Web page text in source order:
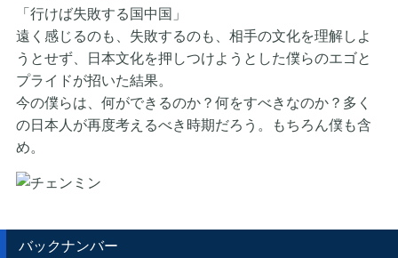
「行けば失敗する国中国」
遠く感じるのも、失敗するのも、相手の文化を理解しよ
うとせず、日本文化を押しつけようとした僕らのエゴと
プライドが招いた結果。
今の僕らは、何ができるのか？何をすべきなのか？多く
の日本人が再度考えるべき時期だろう。もちろん僕も含
め。
バックナンバー